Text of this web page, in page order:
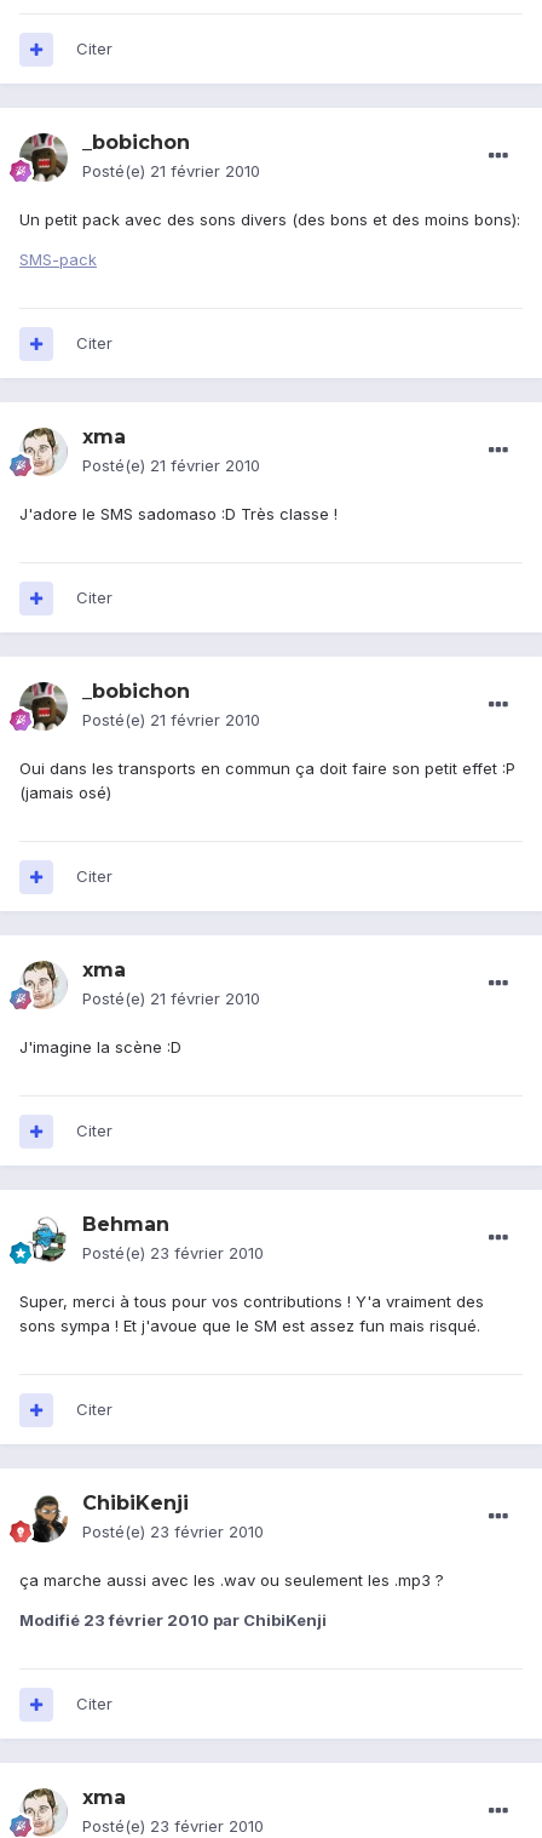
Citer
_bobichon
Posté(e) 21 février 2010
Un petit pack avec des sons divers (des bons et des moins bons):
SMS-pack
Citer
xma
Posté(e) 21 février 2010
J'adore le SMS sadomaso :D Très classe !
Citer
_bobichon
Posté(e) 21 février 2010
Oui dans les transports en commun ça doit faire son petit effet :P
(jamais osé)
Citer
xma
Posté(e) 21 février 2010
J'imagine la scène :D
Citer
Behman
Posté(e) 23 février 2010
Super, merci à tous pour vos contributions ! Y'a vraiment des
sons sympa ! Et j'avoue que le SM est assez fun mais risqué.
Citer
ChibiKenji
Posté(e) 23 février 2010
ça marche aussi avec les .wav ou seulement les .mp3 ?
Modifié 23 février 2010 par ChibiKenji
Citer
xma
Posté(e) 23 février 2010